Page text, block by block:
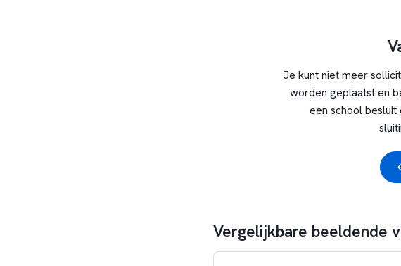
Je kunt niet meer
worden geplaatst en
een school
Vergelijkbare beeldende